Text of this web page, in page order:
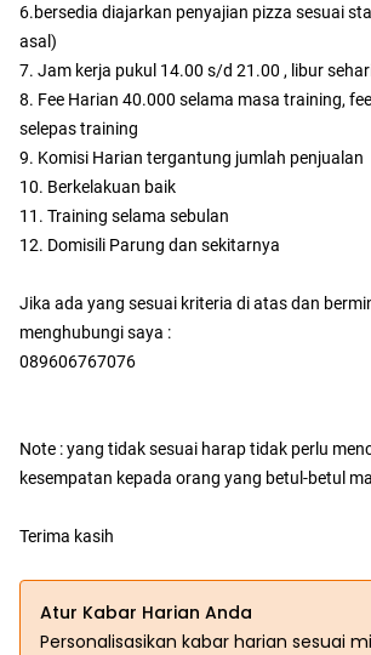
6.bersedia diajarkan penyajian pizza sesuai
asal)
7. Jam kerja pukul 14.00 s/d 21.00 , libur
8. Fee Harian 40.000 selama masa training,
selepas training
9. Komisi Harian tergantung jumlah penjualan
10. Berkelakuan baik
11. Training selama sebulan
12. Domisili Parung dan sekitarnya
Jika ada yang sesuai kriteria di atas dan
menghubungi saya :
089606767076
Note : yang tidak sesuai harap tidak perlu
kesempatan kepada orang yang betul-betul
Terima kasih
Atur Kabar Harian Anda
Personalisasikan kabar harian sesuai